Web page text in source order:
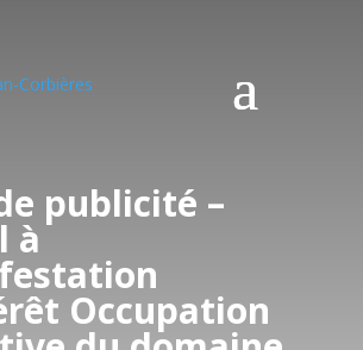
publicité –
à
Occupation